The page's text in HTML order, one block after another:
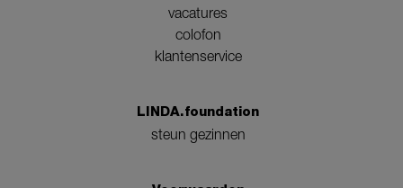
vacatures
colofon
klantenservice
LINDA.foundation
steun gezinnen